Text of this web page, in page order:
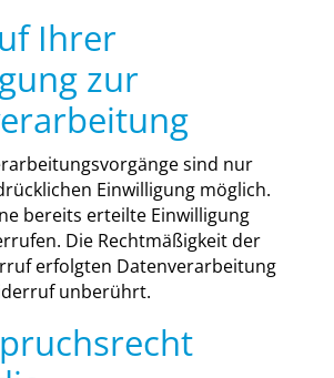
Ihrer
zur
sind nur
Ein­wil­li­gung mög­lich.
bereits erteil­te Ein­wil­li­gung
Die Recht­mä­ßig­keit der
erfolg­ten Daten­ver­ar­bei­tung
unbe­rührt.